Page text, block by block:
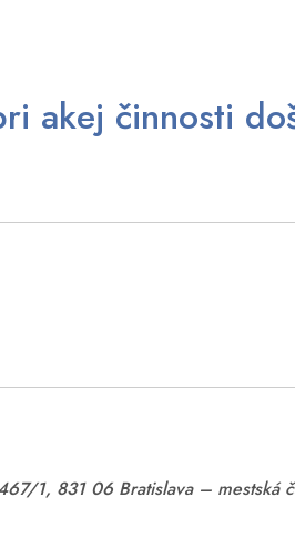
akej činnosti
1, 831 06 Bratislava – mestská